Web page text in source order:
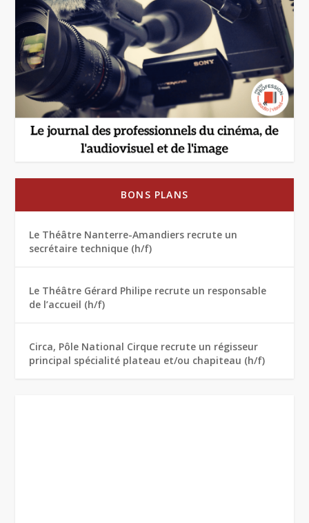
BONS PLANS
Le Théâtre Nanterre-Amandiers recrute un
secrétaire technique (h/f)
Le Théâtre Gérard Philipe recrute un responsable
de l’accueil (h/f)
Circa, Pôle National Cirque recrute un régisseur
principal spécialité plateau et/ou chapiteau (h/f)